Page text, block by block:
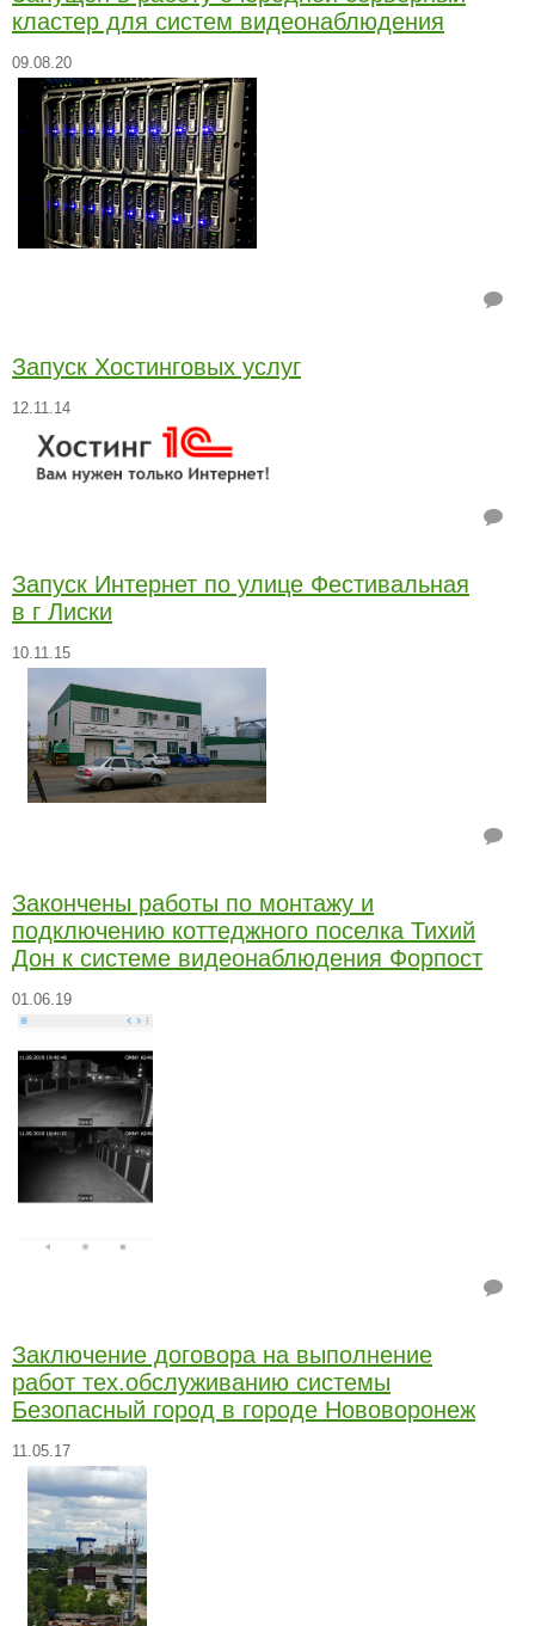
кластер для систем видеонаблюдения
09.08.20
Запуск Хостинговых услуг
12.11.14
Запуск Интернет по улице Фестивальная
в г Лиски
10.11.15
Закончены работы по монтажу и
подключению коттеджного поселка Тихий
Дон к системе видеонаблюдения Форпост
01.06.19
Заключение договора на выполнение
работ тех.обслуживанию системы
Безопасный город в городе Нововоронеж
11.05.17